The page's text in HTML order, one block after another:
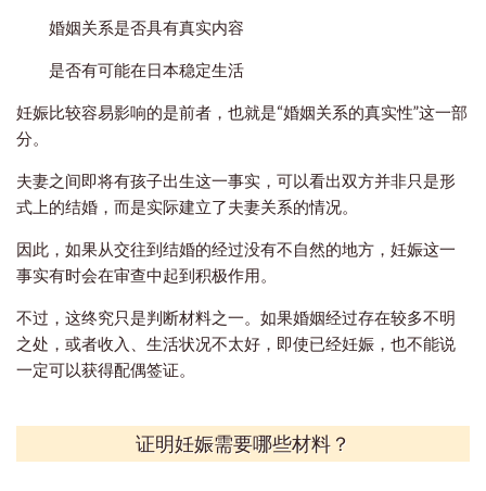
婚姻关系是否具有真实内容
是否有可能在日本稳定生活
妊娠比较容易影响的是前者，也就是“婚姻关系的真实性”这一部
分。
夫妻之间即将有孩子出生这一事实，可以看出双方并非只是形
式上的结婚，而是实际建立了夫妻关系的情况。
因此，如果从交往到结婚的经过没有不自然的地方，妊娠这一
事实有时会在审查中起到积极作用。
不过，这终究只是判断材料之一。如果婚姻经过存在较多不明
之处，或者收入、生活状况不太好，即使已经妊娠，也不能说
一定可以获得配偶签证。
证明妊娠需要哪些材料？